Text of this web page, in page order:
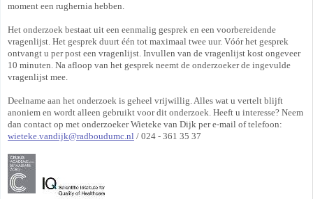
moment een rughernia hebben.
Het onderzoek bestaat uit een eenmalig gesprek en een voorbereidende
vragenlijst. Het gesprek duurt één tot maximaal twee uur. Vóór het gesprek
ontvangt u per post een vragenlijst. Invullen van de vragenlijst kost ongeveer
10 minuten. Na afloop van het gesprek neemt de onderzoeker de ingevulde
vragenlijst mee.
Deelname aan het onderzoek is geheel vrijwillig. Alles wat u vertelt blijft
anoniem en wordt alleen gebruikt voor dit onderzoek. Heeft u interesse? Neem
dan contact op met onderzoeker Wieteke van Dijk per e-mail of telefoon:
wieteke.vandijk@radboudumc.nl / 024 - 361 35 37